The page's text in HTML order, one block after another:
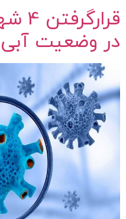
در وضعیت آبی